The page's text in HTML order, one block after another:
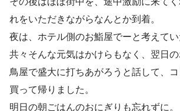
れをいただきながらなんとか到着。
夜は、ホテル側のお鮨屋でーと考えて
共々そんな元気はかけらもなく、翌日
鳥屋で盛大に打ちあがろうと話して、
買って帰りました。
明日の朝ごはんのおにぎりも忘れずに。